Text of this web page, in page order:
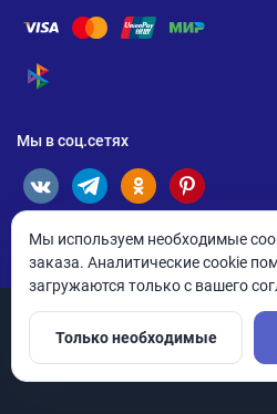
Помощь по оплате Visa
Помощь по оплате
Помощь по оплате
Помощь по
Помощь по оплате СБП
Мы в соц.сетях
© 2026 ANDPRO / ООО «АНД-Системс»
Мы используем необходимые
заказа. Аналитические cookie
загружаются только с вашего
Только необходимые